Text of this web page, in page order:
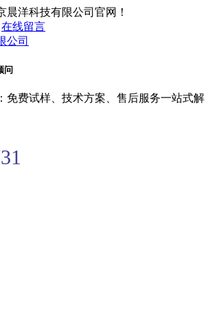
晨洋科技有限公司官网！
在线留言
问
免费试样、技术方案、售后服务一站式解